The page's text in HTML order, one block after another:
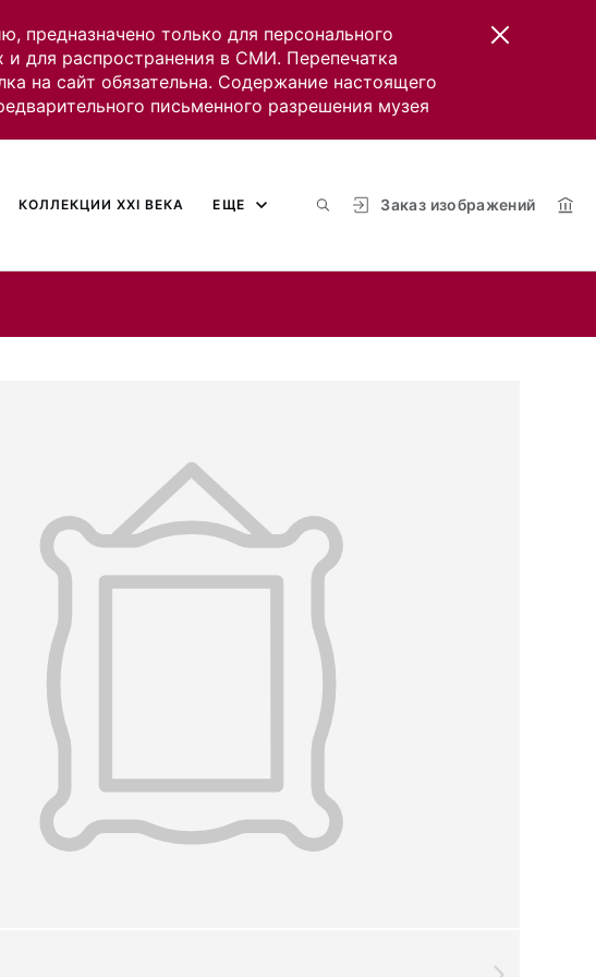
предназначено только для персонального
и для распространения в СМИ. Перепечатка
на сайт обязательна. Содержание настоящего
письменного разрешения музея
Заказ изображений
КОЛЛЕКЦИИ XXI ВЕКА ЕЩЕ